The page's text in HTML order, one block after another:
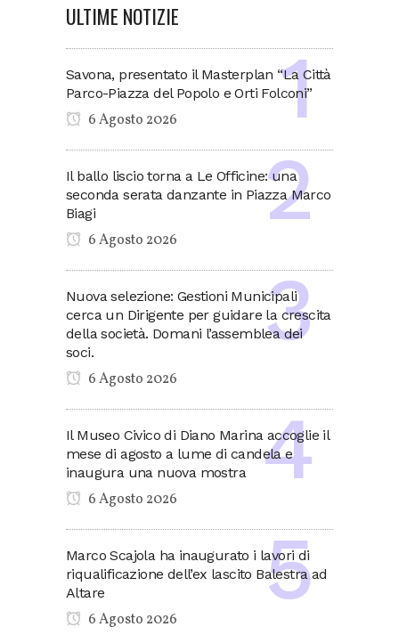
ULTIME NOTIZIE
Savona, presentato il Masterplan “La Città
Parco-Piazza del Popolo e Orti Folconi”
6 Agosto 2026
Il ballo liscio torna a Le Officine: una
seconda serata danzante in Piazza Marco
Biagi
6 Agosto 2026
Nuova selezione: Gestioni Municipali
cerca un Dirigente per guidare la crescita
della società. Domani l’assemblea dei
soci.
6 Agosto 2026
Il Museo Civico di Diano Marina accoglie il
mese di agosto a lume di candela e
inaugura una nuova mostra
6 Agosto 2026
Marco Scajola ha inaugurato i lavori di
riqualificazione dell’ex lascito Balestra ad
Altare
6 Agosto 2026